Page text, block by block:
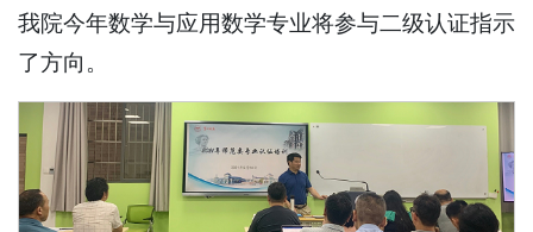
我院今年数学与应用数学专业将参与二级认证指示
了方向。